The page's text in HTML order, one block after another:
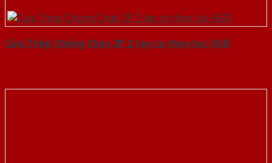
Cửa Thép Chống Cháy 2P 2 tay co thuy luc-SGD